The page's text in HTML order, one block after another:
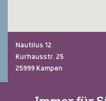
Nautilus 12
Kurhausstr. 25
25999 Kampen